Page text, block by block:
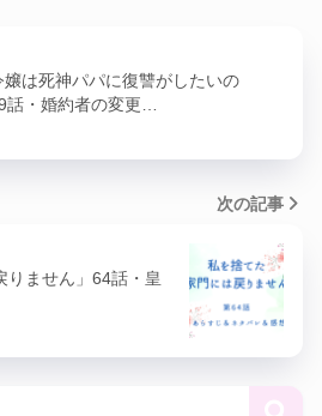
嬢は死神パパに復讐がしたいの
話・婚約者の変更…
次の記事
りません」64話・皇